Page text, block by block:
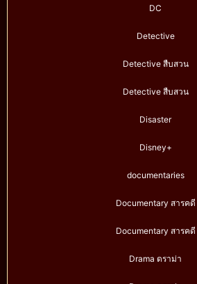
DC
Detective
Detective สืบสวน
Detective สืบสวน
Disaster
Disney+
documentaries
Documentary สารคดี
Documentary สารคดี
Drama ดราม่า